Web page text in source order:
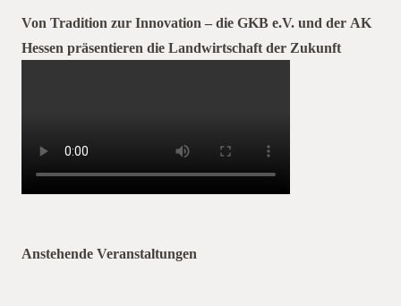
Von Tradition zur Innovation – die GKB e.V. und der AK
Hessen präsentieren die Landwirtschaft der Zukunft
Anstehende Veranstaltungen